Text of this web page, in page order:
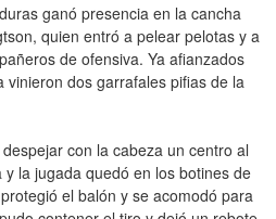
ganó presencia en la cancha
quien entró a pelear pelotas y a
de ofensiva. Ya afianzados
vinieron dos garrafales pifias de la
con la cabeza un centro al
la jugada quedó en los botines de
el balón y se acomodó para